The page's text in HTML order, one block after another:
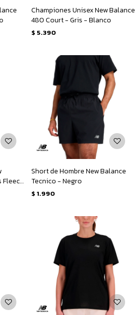
Championes Unisex New Balance
480 Court - Gris - Blanco
$ 5.390
Fleece
Short de Hombre New Balance
Tecnico - Negro
$ 1.990